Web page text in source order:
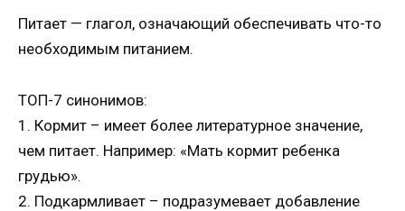
Питает — глагол, означающий обеспечивать что-то
необходимым питанием.
ТОП-7 синонимов:
1. Кормит – имеет более литературное значение,
чем питает. Например: «Мать кормит ребенка
грудью».
2. Подкармливает – подразумевает добавление